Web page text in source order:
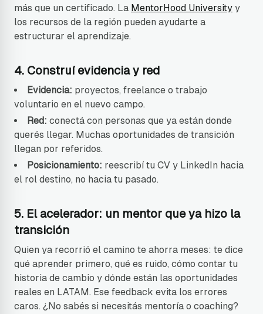
más que un certificado. La MentorHood University y
los recursos de la región pueden ayudarte a
estructurar el aprendizaje.
4. Construí evidencia y red
Evidencia: proyectos, freelance o trabajo
voluntario en el nuevo campo.
Red: conectá con personas que ya están donde
querés llegar. Muchas oportunidades de transición
llegan por referidos.
Posicionamiento: reescribí tu CV y LinkedIn hacia
el rol destino, no hacia tu pasado.
5. El acelerador: un mentor que ya hizo la
transición
Quien ya recorrió el camino te ahorra meses: te dice
qué aprender primero, qué es ruido, cómo contar tu
historia de cambio y dónde están las oportunidades
reales en LATAM. Ese feedback evita los errores
caros. ¿No sabés si necesitás mentoría o coaching?